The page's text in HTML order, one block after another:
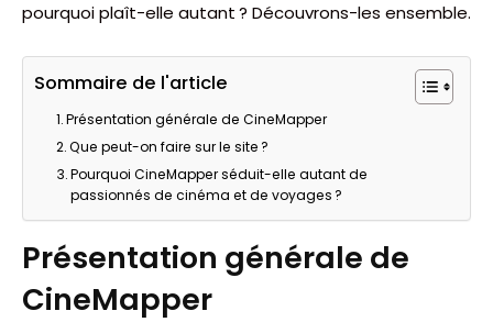
pourquoi plaît-elle autant ? Découvrons-les ensemble.
Sommaire de l'article
Présentation générale de CineMapper
Que peut-on faire sur le site ?
Pourquoi CineMapper séduit-elle autant de
passionnés de cinéma et de voyages ?
Présentation générale de
CineMapper